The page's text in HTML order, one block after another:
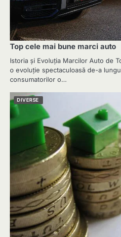
Top cele mai bune marci auto
Istoria și Evoluția Marcilor Auto de
o evoluție spectaculoasă de-a
consumatorilor o…
DIVERSE